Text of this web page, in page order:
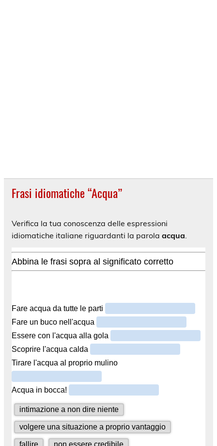
Frasi idiomatiche “Acqua”
Verifica la tua conoscenza delle espressioni
idiomatiche italiane riguardanti la parola acqua